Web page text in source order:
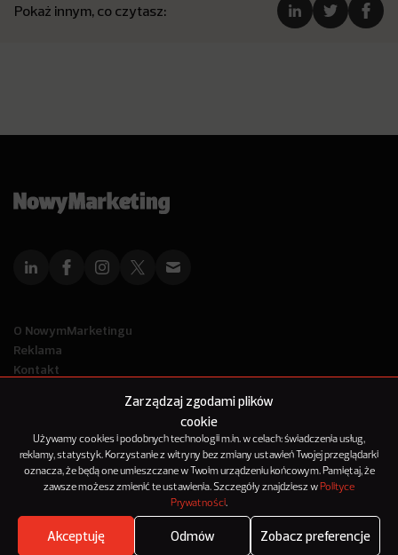
Zarządzaj zgodami plików
cookie
Używamy cookies i podobnych technologii m.in. w celach: świadczenia usług,
reklamy, statystyk. Korzystanie z witryny bez zmiany ustawień Twojej przeglądarki
oznacza, że będą one umieszczane w Twoim urządzeniu końcowym. Pamiętaj, że
zawsze możesz zmienić te ustawienia. Szczegóły znajdziesz w Polityce
Prywatności.
Akceptuję Odmów Zobacz preferencje
Pokaż innym, co czytasz:
Where's the beef?
O NowymMarketingu
Reklama
Kontakt
© 2012-2025
NowyMarketing jest marką 143Media Sp. z o.o.